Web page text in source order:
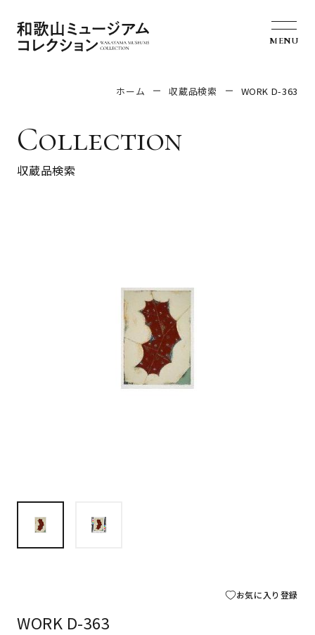
MENU
ホーム 収蔵品検索 WORK D-363
Collection
収蔵品検索
お気に入り登録
WORK D-363